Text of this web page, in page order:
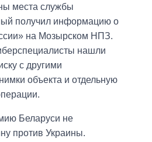
места службы
получил информацию о
на Мозырском НПЗ.
нашли
с другими
объекта и отдельную
Беларуси не
против Украины.